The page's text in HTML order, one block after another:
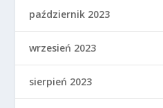
październik 2023
wrzesień 2023
sierpień 2023